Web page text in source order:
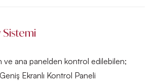
Sistemi
ve ana panelden kontrol edilebilen;
Geniş Ekranlı Kontrol Paneli